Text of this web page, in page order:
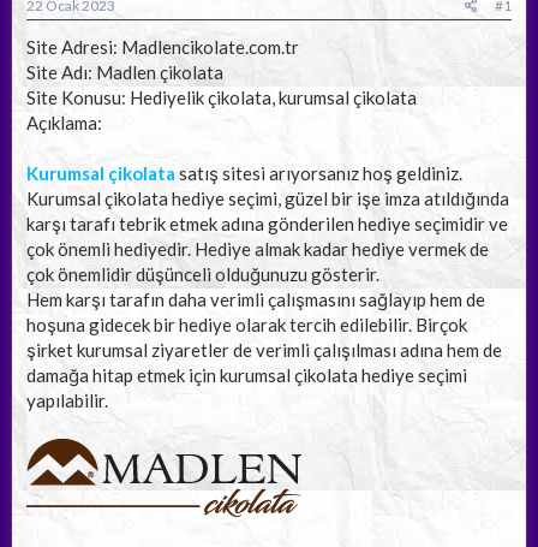
ş
l
a
t
a
n
t
a
h
22 Ocak 2023 #1
Site Adresi: Madlencikolate.com.tr
Site Adı: Madlen çikolata
Site Konusu: Hediyelik çikolata, kurumsal çikolata
Açıklama:
Kurumsal çikolata satış sitesi arıyorsanız hoş geldiniz.
Kurumsal çikolata hediye seçimi, güzel bir işe imza atıldığında
karşı tarafı tebrik etmek adına gönderilen hediye seçimidir ve
çok önemli hediyedir. Hediye almak kadar hediye vermek de
çok önemlidir düşünceli olduğunuzu gösterir.
Hem karşı tarafın daha verimli çalışmasını sağlayıp hem de
hoşuna gidecek bir hediye olarak tercih edilebilir. Birçok
şirket kurumsal ziyaretler de verimli çalışılması adına hem de
damağa hitap etmek için kurumsal çikolata hediye seçimi
yapılabilir.